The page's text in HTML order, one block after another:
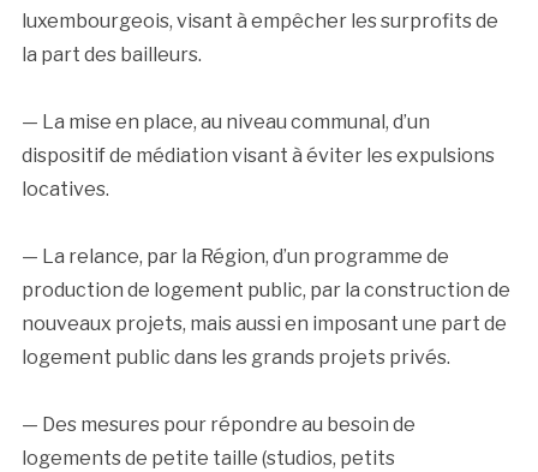
luxembourgeois, visant à empêcher les surprofits de
la part des bailleurs.
— La mise en place, au niveau communal, d’un
dispositif de médiation visant à éviter les expulsions
locatives.
— La relance, par la Région, d’un programme de
production de logement public, par la construction de
nouveaux projets, mais aussi en imposant une part de
logement public dans les grands projets privés.
— Des mesures pour répondre au besoin de
logements de petite taille (studios, petits